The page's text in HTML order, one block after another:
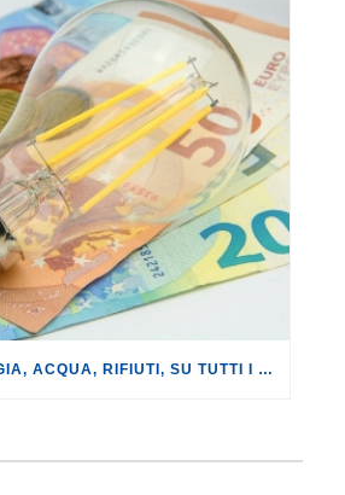
ARERA: ENERGIA, ACQUA, RIFIUTI, SU TUTTI I FRONTI PERMANGONO ANCORA MOLTE CRITICITÀ E LE TARIFFE SONO ANCORA TROPPO ALTE.